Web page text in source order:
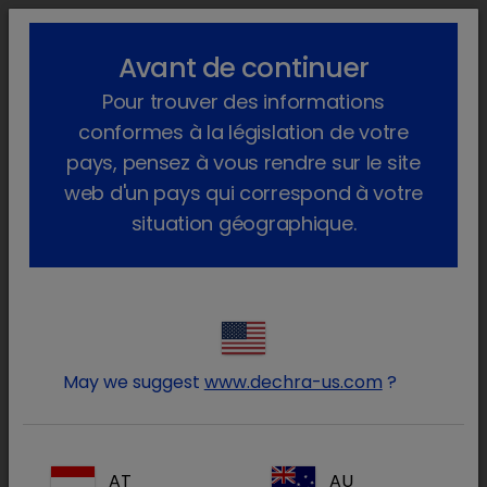
lock_outline search menu
Produits médicinaux
Chien
Sur ordonnance vétérinaire
Sedadex
compte Dechra
Avant de continuer
Pour trouver des informations
conformes à la législation de votre
pays, pensez à vous rendre sur le site
web d'un pays qui correspond à votre
situation géographique.
May we suggest www.dechra-us.com ?
AT AU